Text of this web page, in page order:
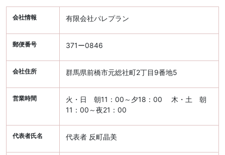
会社情報 有限会社パレプラン
郵便番号 371ー0846
会社住所 群馬県前橋市元総社町2丁目9番地5
営業時間
火・日 朝11：00～夕18：00 木・土 朝
11：00～夜21：00
代表者氏名 代表者 反町晶美